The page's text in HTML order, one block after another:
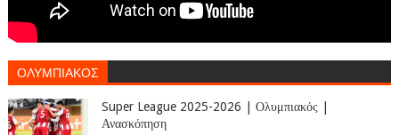
ΟΛΥΜΠΙΑΚΟΣ
Super League 2025-2026 | Ολυμπιακός |
Ανασκόπηση